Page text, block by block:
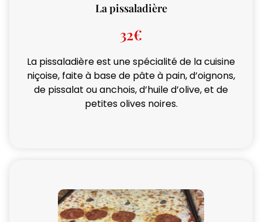
La pissaladière
32€
La pissaladière est une spécialité de la cuisine
niçoise, faite à base de pâte à pain, d’oignons,
de pissalat ou anchois, d’huile d’olive, et de
petites olives noires.